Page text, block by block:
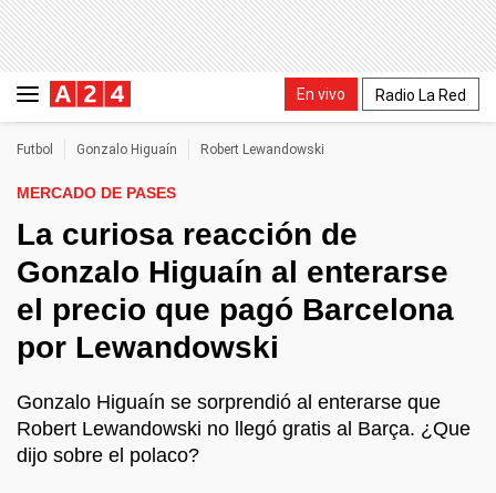
En vivo Radio La Red
Futbol Gonzalo Higuaín Robert Lewandowski
MERCADO DE PASES
La curiosa reacción de
Gonzalo Higuaín al enterarse
el precio que pagó Barcelona
por Lewandowski
Gonzalo Higuaín se sorprendió al enterarse que
Robert Lewandowski no llegó gratis al Barça. ¿Que
dijo sobre el polaco?